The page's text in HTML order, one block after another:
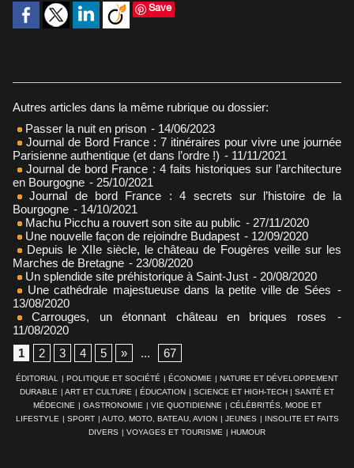
Save
Autres articles dans la même rubrique ou dossier:
Passer la nuit en prison - 14/06/2023
Journal de Bord France : 7 itinéraires pour vivre une journée
Parisienne authentique (et dans l’ordre !) - 11/11/2021
Journal de bord France : 4 faits historiques sur l’architecture
en Bourgogne - 25/10/2021
Journal de bord France : 4 secrets sur l’histoire de la
Bourgogne - 14/10/2021
Machu Picchu a rouvert son site au public - 27/11/2020
Une nouvelle façon de rejoindre Budapest - 12/09/2020
Depuis le XIIe siècle, le château de Fougères veille sur les
Marches de Bretagne - 23/08/2020
Un splendide site préhistorique à Saint-Just - 20/08/2020
Une cathédrale majestueuse dans la petite ville de Sées -
13/08/2020
Carrouges, un étonnant château en briques roses
-
11/08/2020
1
2 3 4 5 » ... 67
ÉDITORIAL | POLITIQUE ET SOCIÉTÉ | ÉCONOMIE | NATURE ET DÉVELOPPEMENT
DURABLE | ART ET CULTURE | ÉDUCATION | SCIENCE ET HIGH-TECH | SANTÉ ET
MÉDECINE | GASTRONOMIE | VIE QUOTIDIENNE | CÉLÉBRITÉS, MODE ET
LIFESTYLE | SPORT | AUTO, MOTO, BATEAU, AVION | JEUNES | INSOLITE ET FAITS
DIVERS | VOYAGES ET TOURISME | HUMOUR